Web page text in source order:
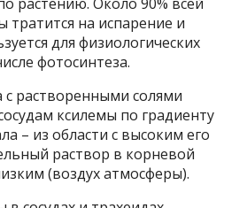
на испарение и
для физиологических
фотосинтеза.
растворенными солями
ксилемы по градиенту
– из области с высоким его
раствор в корневой
(воздух атмосферы).